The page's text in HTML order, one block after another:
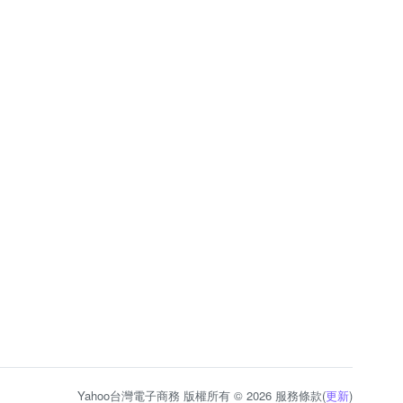
Yahoo台灣電子商務 版權所有 © 2026 服務條款(更新)